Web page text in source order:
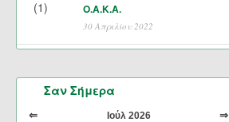
Ο.Α.Κ.Α.
30 Απριλίου 2022
Σαν Σήμερα
⇐ Ιούλ 2026 ⇒